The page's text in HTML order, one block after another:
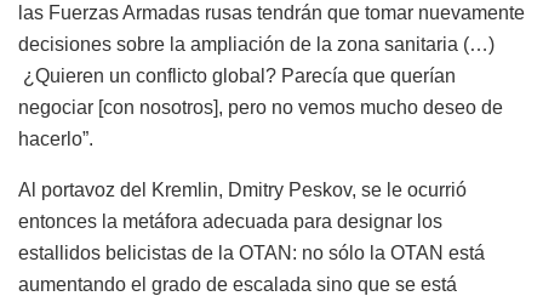
las Fuerzas Armadas rusas tendrán que tomar nuevamente
decisiones sobre la ampliación de la zona sanitaria (…)
¿Quieren un conflicto global? Parecía que querían
negociar [con nosotros], pero no vemos mucho deseo de
hacerlo”.
Al portavoz del Kremlin, Dmitry Peskov, se le ocurrió
entonces la metáfora adecuada para designar los
estallidos belicistas de la OTAN: no sólo la OTAN está
aumentando el grado de escalada sino que se está